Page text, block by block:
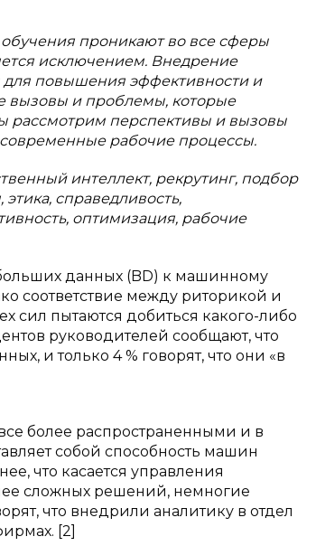
проникают во все сферы
исключением. Внедрение
для повышения эффективности и
вызовы и проблемы, которые
рассмотрим перспективы и вызовы
рабочие процессы.
интеллект, рекрутинг, подбор
справедливость,
оптимизация, рабочие
данных (BD) к машинному
соответствие между риторикой и
сил пытаются добиться какого-либо
руководителей сообщают, что
и только 4 % говорят, что они «в
более распространенными и в
собой способность машин
что касается управления
сложных решений, немногие
что внедрили аналитику в отдел
[2]